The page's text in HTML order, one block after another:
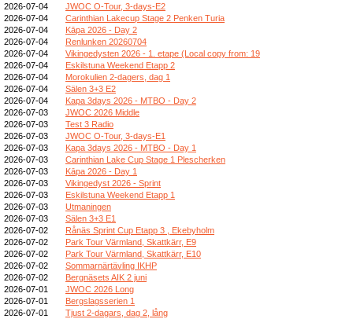
2026-07-04
JWOC O-Tour, 3-days-E2
2026-07-04
Carinthian Lakecup Stage 2 Penken Turia
2026-07-04
Kāpa 2026 - Day 2
2026-07-04
Renlunken 20260704
2026-07-04
Vikingedysten 2026 - 1. etape (Local copy from: 19
2026-07-04
Eskilstuna Weekend Etapp 2
2026-07-04
Morokulien 2-dagers, dag 1
2026-07-04
Sälen 3+3 E2
2026-07-04
Kapa 3days 2026 - MTBO - Day 2
2026-07-03
JWOC 2026 Middle
2026-07-03
Test 3 Radio
2026-07-03
JWOC O-Tour, 3-days-E1
2026-07-03
Kapa 3days 2026 - MTBO - Day 1
2026-07-03
Carinthian Lake Cup Stage 1 Plescherken
2026-07-03
Kāpa 2026 - Day 1
2026-07-03
Vikingedyst 2026 - Sprint
2026-07-03
Eskilstuna Weekend Etapp 1
2026-07-03
Utmaningen
2026-07-03
Sälen 3+3 E1
2026-07-02
Rånäs Sprint Cup Etapp 3 , Ekebyholm
2026-07-02
Park Tour Värmland, Skattkärr, E9
2026-07-02
Park Tour Värmland, Skattkärr, E10
2026-07-02
Sommarnärtävling IKHP
2026-07-02
Bergnäsets AIK 2 juni
2026-07-01
JWOC 2026 Long
2026-07-01
Bergslagsserien 1
2026-07-01
Tjust 2-dagars, dag 2, lång